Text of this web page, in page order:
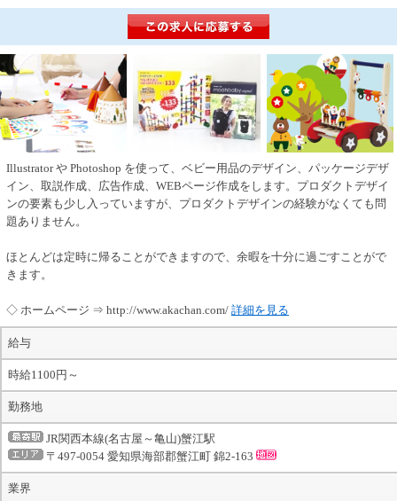
Illustrator や Photoshop を使って、ベビー用品のデザイン、パッケージデザ
イン、取説作成、広告作成、WEBページ作成をします。プロダクトデザイ
ンの要素も少し入っていますが、プロダクトデザインの経験がなくても問
題ありません。
ほとんどは定時に帰ることができますので、余暇を十分に過ごすことがで
きます。
◇ ホームページ ⇒ http://www.akachan.com/ 詳細を見る
給与
時給1100円～
勤務地
JR関西本線(名古屋～亀山)蟹江駅
〒497-0054 愛知県海部郡蟹江町 錦2-163
業界